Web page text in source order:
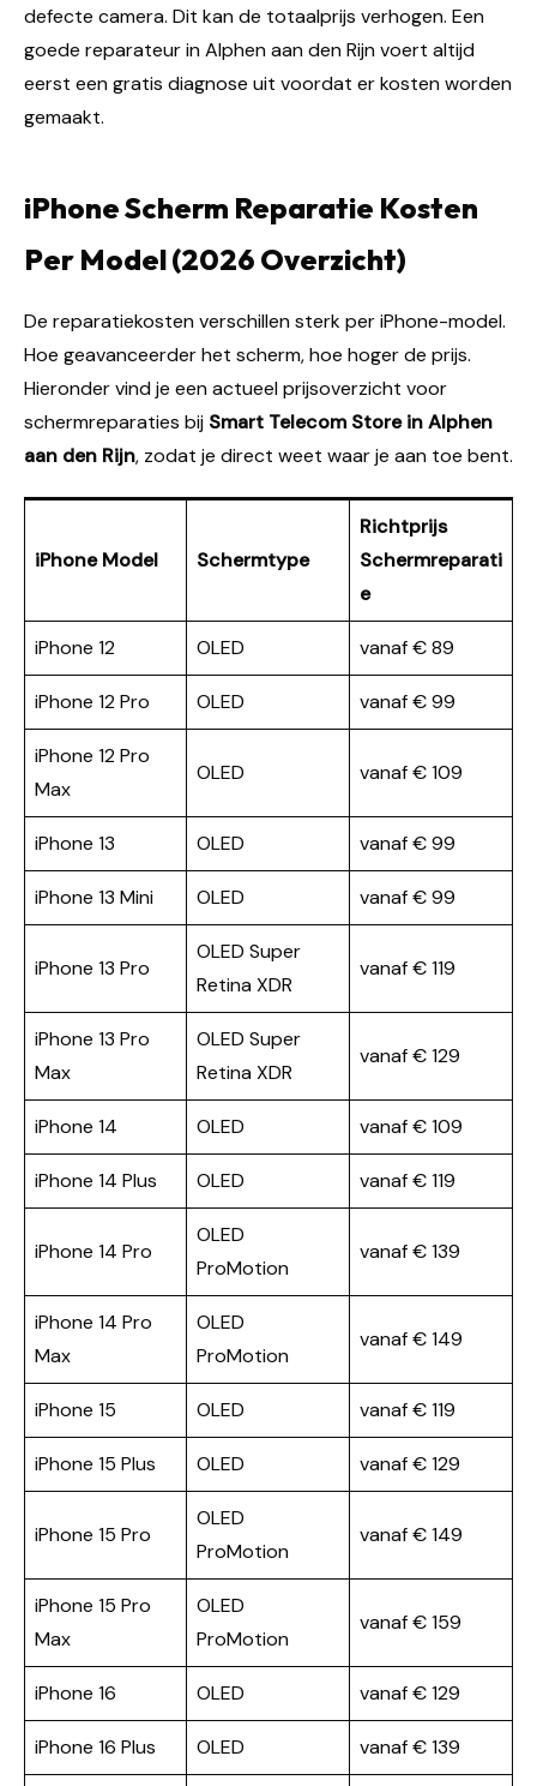
defecte camera. Dit kan de totaalprijs verhogen. Een
goede reparateur in Alphen aan den Rijn voert altijd
eerst een gratis diagnose uit voordat er kosten worden
gemaakt.
iPhone Scherm Reparatie Kosten
Per Model (2026 Overzicht)
De reparatiekosten verschillen sterk per iPhone-model.
Hoe geavanceerder het scherm, hoe hoger de prijs.
Hieronder vind je een actueel prijsoverzicht voor
schermreparaties bij Smart Telecom Store in Alphen
aan den Rijn, zodat je direct weet waar je aan toe bent.
iPhone Model Schermtype
Richtprijs
Schermreparati
e
iPhone 12 OLED vanaf € 89
iPhone 12 Pro OLED vanaf € 99
iPhone 12 Pro
Max
OLED vanaf € 109
iPhone 13 OLED vanaf € 99
iPhone 13 Mini OLED vanaf € 99
iPhone 13 Pro
OLED Super
Retina XDR
vanaf € 119
iPhone 13 Pro
Max
OLED Super
Retina XDR
vanaf € 129
iPhone 14 OLED vanaf € 109
iPhone 14 Plus OLED vanaf € 119
iPhone 14 Pro
OLED
ProMotion
vanaf € 139
iPhone 14 Pro
Max
OLED
ProMotion
vanaf € 149
iPhone 15 OLED vanaf € 119
iPhone 15 Plus OLED vanaf € 129
iPhone 15 Pro
OLED
ProMotion
vanaf € 149
iPhone 15 Pro
Max
OLED
ProMotion
vanaf € 159
iPhone 16 OLED vanaf € 129
iPhone 16 Plus OLED vanaf € 139